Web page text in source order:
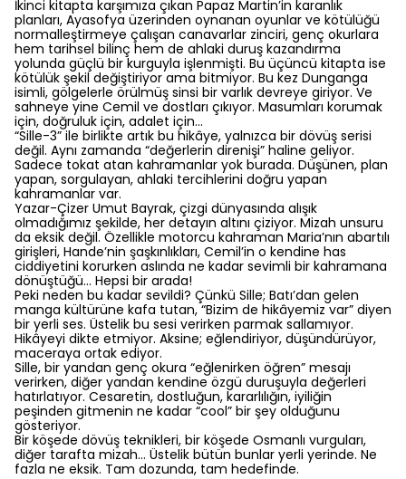
İkinci kitapta karşımıza çıkan Papaz Martin’in karanlık
planları, Ayasofya üzerinden oynanan oyunlar ve kötülüğü
normalleştirmeye çalışan canavarlar zinciri, genç okurlara
hem tarihsel bilinç hem de ahlaki duruş kazandırma
yolunda güçlü bir kurguyla işlenmişti. Bu üçüncü kitapta ise
kötülük şekil değiştiriyor ama bitmiyor. Bu kez Dunganga
isimli, gölgelerle örülmüş sinsi bir varlık devreye giriyor. Ve
sahneye yine Cemil ve dostları çıkıyor. Masumları korumak
için, doğruluk için, adalet için…
“Sille-3” ile birlikte artık bu hikâye, yalnızca bir dövüş serisi
değil. Aynı zamanda “değerlerin direnişi” haline geliyor.
Sadece tokat atan kahramanlar yok burada. Düşünen, plan
yapan, sorgulayan, ahlaki tercihlerini doğru yapan
kahramanlar var.
Yazar-Çizer Umut Bayrak, çizgi dünyasında alışık
olmadığımız şekilde, her detayın altını çiziyor. Mizah unsuru
da eksik değil. Özellikle motorcu kahraman Maria’nın abartılı
girişleri, Hande’nin şaşkınlıkları, Cemil’in o kendine has
ciddiyetini korurken aslında ne kadar sevimli bir kahramana
dönüştüğü… Hepsi bir arada!
Peki neden bu kadar sevildi? Çünkü Sille; Batı’dan gelen
manga kültürüne kafa tutan, “Bizim de hikâyemiz var” diyen
bir yerli ses. Üstelik bu sesi verirken parmak sallamıyor.
Hikâyeyi dikte etmiyor. Aksine; eğlendiriyor, düşündürüyor,
maceraya ortak ediyor.
Sille, bir yandan genç okura “eğlenirken öğren” mesajı
verirken, diğer yandan kendine özgü duruşuyla değerleri
hatırlatıyor. Cesaretin, dostluğun, kararlılığın, iyiliğin
peşinden gitmenin ne kadar “cool” bir şey olduğunu
gösteriyor.
Bir köşede dövüş teknikleri, bir köşede Osmanlı vurguları,
diğer tarafta mizah… Üstelik bütün bunlar yerli yerinde. Ne
fazla ne eksik. Tam dozunda, tam hedefinde.